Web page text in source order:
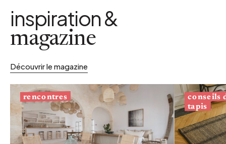
inspiration &
magazine
Découvrir le magazine
rencontres conseils
tapis